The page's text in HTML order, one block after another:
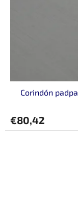
Corindón
€80,42